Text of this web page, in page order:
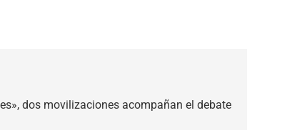
dos movilizaciones acompañan el debate